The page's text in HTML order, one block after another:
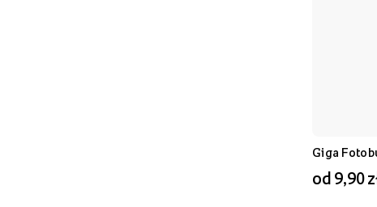
Giga
od 9,90